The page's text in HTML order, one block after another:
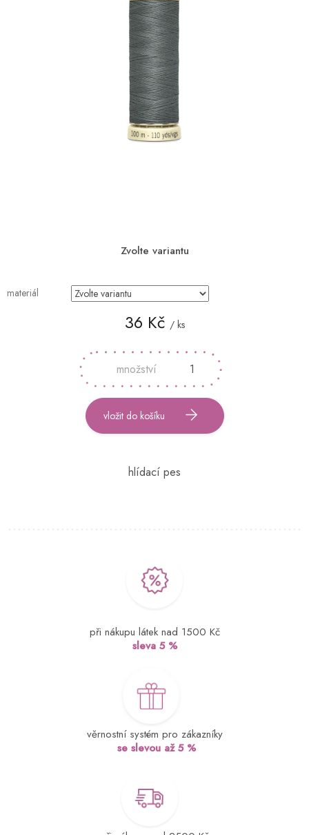
36 Kč / ks
cena:
Zvolte variantu
materiál
vložit do košíku
při nákupu látek nad 1500 Kč
sleva 5 %
věrnostní systém pro zákazníky
se slevou až 5 %